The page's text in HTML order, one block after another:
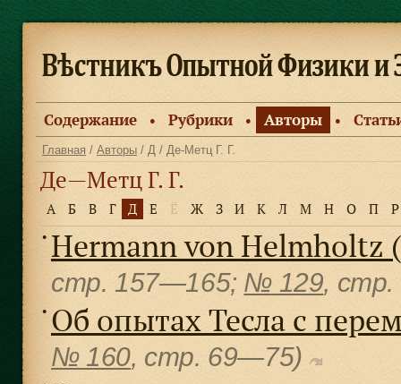
Содержание ● Рубрики ● Авторы ●
Главная / Авторы / Д / Де-Метц Г. Г.
Де—Метц Г. Г.
А Б В Г Д Е Ё Ж З И К Л М Н О П Р
● Hermann von Helmholtz
cтр. 157—165; № 129,
● Об опытах Тесла с
№ 160, cтр. 69—75)